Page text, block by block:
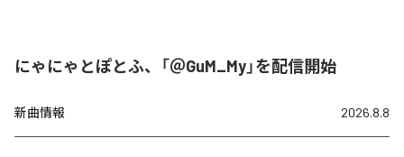
にゃにゃとぽとふ、「＠GuM_My」を配信開始
新曲情報 2026.8.8